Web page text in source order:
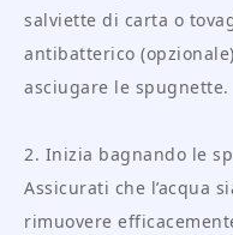
salviette di carta o
antibatterico
asciugare le spugnette.
2. Inizia bagnando le
Assicurati che l’acqua
rimuovere